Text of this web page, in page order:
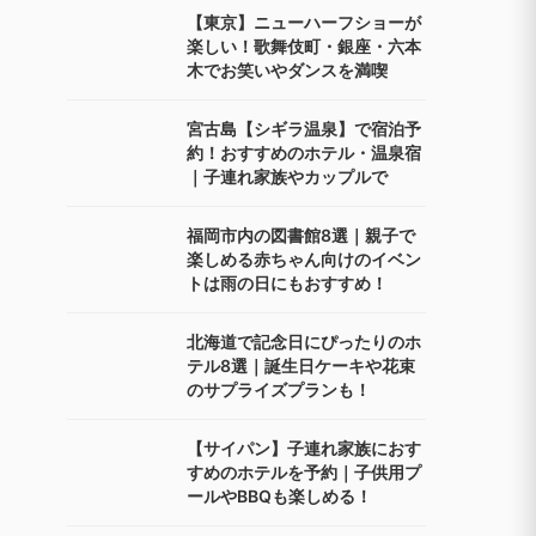
【東京】ニューハーフショーが
楽しい！歌舞伎町・銀座・六本
木でお笑いやダンスを満喫
宮古島【シギラ温泉】で宿泊予
約！おすすめのホテル・温泉宿
｜子連れ家族やカップルで
福岡市内の図書館8選｜親子で
楽しめる赤ちゃん向けのイベン
トは雨の日にもおすすめ！
北海道で記念日にぴったりのホ
テル8選｜誕生日ケーキや花束
のサプライズプランも！
【サイパン】子連れ家族におす
すめのホテルを予約｜子供用プ
ールやBBQも楽しめる！